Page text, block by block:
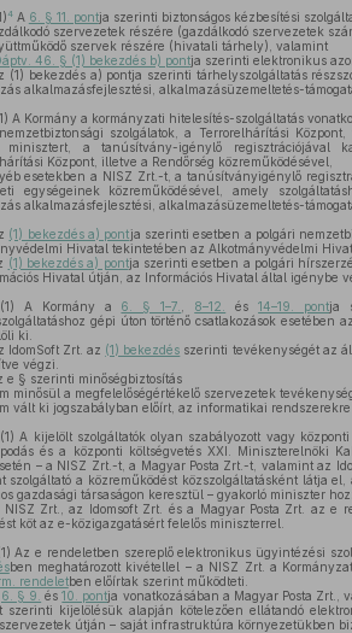
4A 6. § 11. pontja szerinti biztonságos kézbesítési
szervezetek részére (gazdálkodó szervezetek
szervek részére (hivatali tárhely), valamint
46. § (1) bekezdés b) pontja szerinti elektronikus
(1) bekezdés a) pontja szerinti tárhelyszolgáltatás
alkalmazásfejlesztési, alkalmazásüzemeltetés-
A Kormány a kormányzati hitelesítés-szolgáltatás
szolgálatok, a Terrorelhárítási
minisztert, a tanúsítvány-igénylő regisztrációjával
Központ, illetve a Rendőrség közreműködésével,
esetekben a NISZ Zrt.-t, a tanúsítványigénylő
egységeinek közreműködésével, amely
alkalmazásfejlesztési, alkalmazásüzemeltetés-
(1) bekezdés a) pontja szerinti esetben a polgári
Hivatal tekintetében az Alkotmányvédelmi
(1) bekezdés a) pontja szerinti esetben a polgári
Hivatal útján, az Információs Hivatal által igénybe
A Kormány a 6. § 1–7. 8–12. és14–19. pontja
gépi úton történő csatlakozások esetében
ki.
IdomSoft Zrt. az (1) bekezdés szerinti tevékenységét az
végzi.
e § szerinti minőségbiztosítás
minősül a megfelelőségértékelő szervezetek
vált ki jogszabályban előírt, az informatikai
(1) A kijelölt szolgáltatók olyan szabályozott vagy
és a központi költségvetés XXI. Miniszterelnöki
– a NISZ Zrt.-t, a Magyar Posta Zrt.-t, valamint az
szolgáltató a közreműködést közszolgáltatásként látja
gazdasági társaságon keresztül – gyakorló miniszter
NISZ Zrt., az Idomsoft Zrt. és a Magyar Posta Zrt. az e
köt az e-közigazgatásért felelős miniszterrel.
Az e rendeletben szereplő elektronikus ügyintézési
ben meghatározott kivétellel – a NISZ Zrt. a
rendeletben előírtak szerint működteti.
6. § 9. és10. pontja vonatkozásában a Magyar Posta Zrt.,
szerinti kijelölésük alapján kötelezően ellátandó
útján – saját infrastruktúra környezetükben